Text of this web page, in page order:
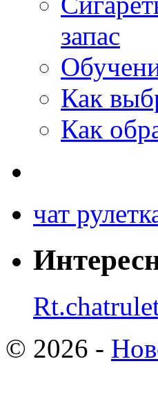
запас
Как
Как
чат
© 2026 -